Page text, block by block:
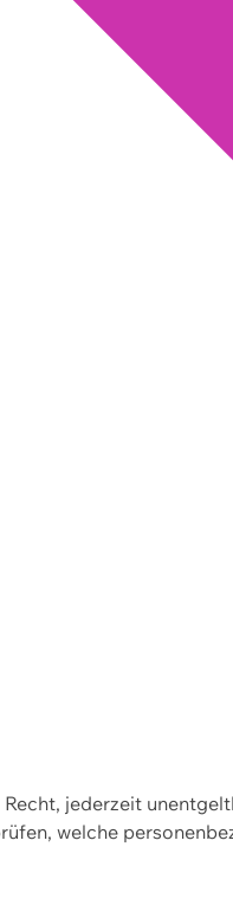
jederzeit
welche